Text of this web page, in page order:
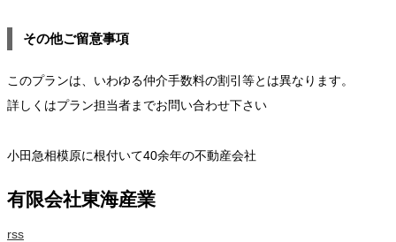
その他ご留意事項
このプランは、いわゆる仲介手数料の割引等とは異なります。
詳しくはプラン担当者までお問い合わせ下さい
小田急相模原に根付いて40余年の不動産会社
有限会社東海産業
rss